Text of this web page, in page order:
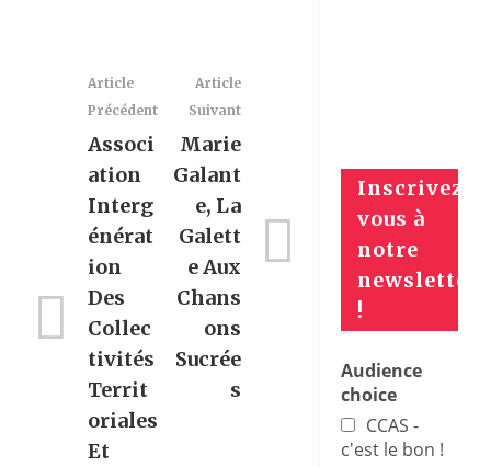
Article
Précédent
Associ
Ation
Interg
Énérat
Ion
Des
Collec
Tivités
Territ
Oriales
Et
Article
Suivant
Marie
Galant
E, La
Galett
E Aux
Chans
Ons
Sucrée
S
Inscrivez-
vous à
notre
newsletter
!
Audience
choice
CCAS -
c'est le bon !